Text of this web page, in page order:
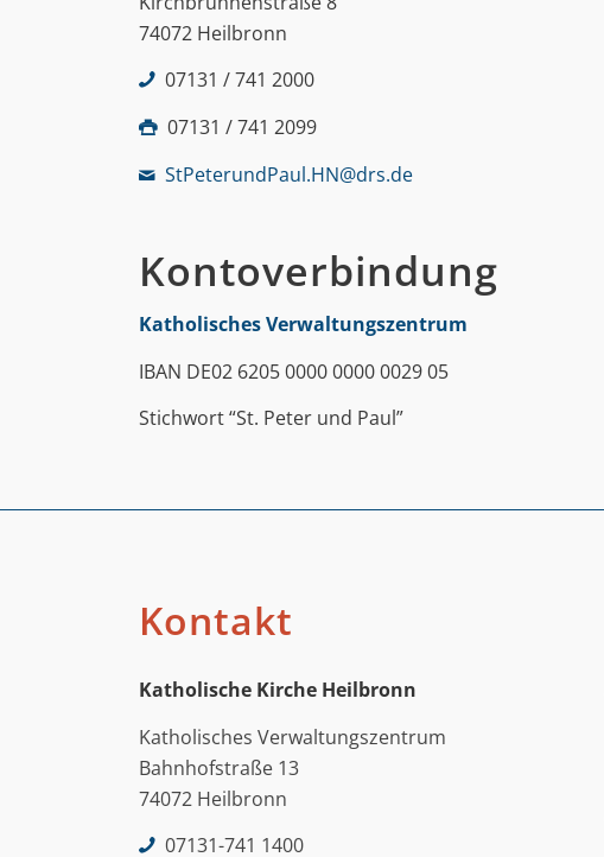
74072 Heilbronn
07131 / 741 2000
07131 / 741 2099
StPeterundPaul.HN@drs.de
Kontoverbindung
Katholisches Verwaltungszentrum
IBAN DE02 6205 0000 0000 0029 05
Stichwort “St. Peter und Paul”
Kontakt
Katholische Kirche Heilbronn
Katholisches Verwaltungszentrum
Bahnhofstraße 13
74072 Heilbronn
07131-741 1400